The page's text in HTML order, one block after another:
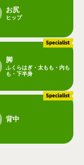
お尻
ヒップ
脚
ふくらはぎ・太もも・内も
も・下半身
背中